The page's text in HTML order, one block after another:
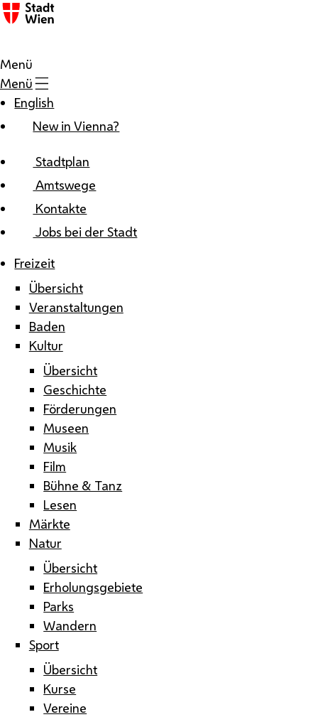
Zum Inhalt
Menü
Menü
English
New in Vienna?
Stadtplan
Amtswege
Kontakte
Jobs bei der Stadt
Freizeit
Übersicht
Veranstaltungen
Baden
Kultur
Übersicht
Geschichte
Förderungen
Museen
Musik
Film
Bühne & Tanz
Lesen
Märkte
Natur
Übersicht
Erholungsgebiete
Parks
Wandern
Sport
Übersicht
Kurse
Vereine